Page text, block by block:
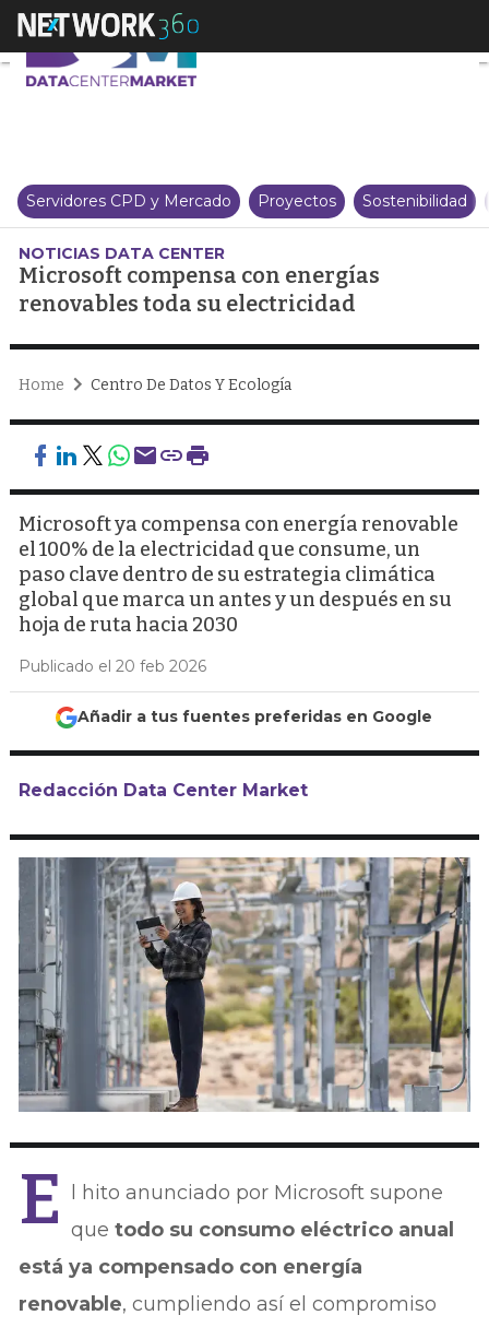
Microsoft compensa con
Servidores CPD y Mercado Proyectos Sostenibilidad
NOTICIAS DATA CENTER
Microsoft compensa con energías
renovables toda su electricidad
Home Centro De Datos Y Ecología
Microsoft ya compensa con energía renovable
el 100% de la electricidad que consume, un
paso clave dentro de su estrategia climática
global que marca un antes y un después en su
hoja de ruta hacia 2030
Publicado el 20 feb 2026
Añadir a tus fuentes preferidas en Google
Redacción Data Center Market
E
l hito anunciado por Microsoft supone
quetodo su consumo eléctrico anual
está ya compensado con energía
renovable, cumpliendo así el compromiso